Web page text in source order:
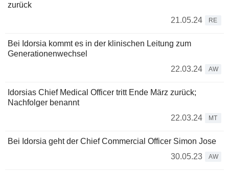
zurück
21.05.24
RE
Bei Idorsia kommt es in der klinischen Leitung zum
Generationenwechsel
22.03.24
AW
Idorsias Chief Medical Officer tritt Ende März zurück;
Nachfolger benannt
22.03.24
MT
Bei Idorsia geht der Chief Commercial Officer Simon Jose
30.05.23
AW